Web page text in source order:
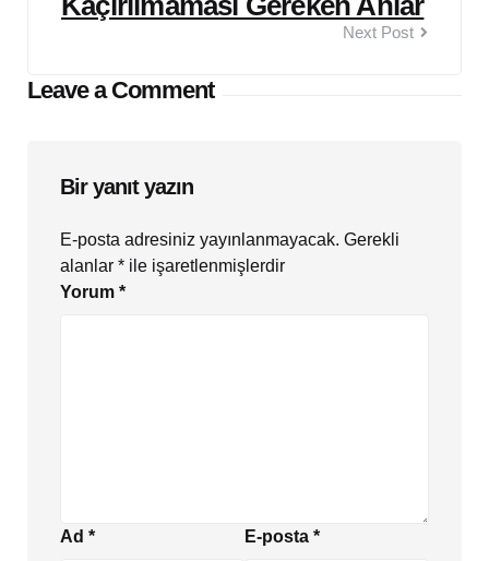
Next Post
Leave a Comment
Bir yanıt yazın
E-posta adresiniz yayınlanmayacak. Gerekli
alanlar * ile işaretlenmişlerdir
Yorum *
Ad * E-posta *